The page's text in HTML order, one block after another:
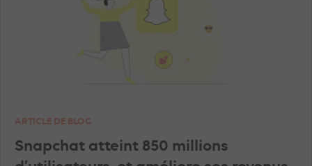
ARTICLE DE BLOG
Snapchat atteint 850 millions